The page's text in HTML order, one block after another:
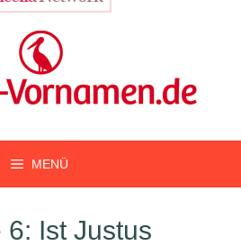
MENÜ
Ist Justus